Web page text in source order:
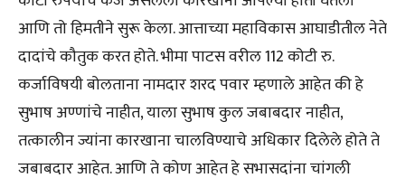
आणि तो हिमतीने सुरू केला. आत्ताच्या महाविकास आघाडीतील नेते
दादांचे कौतुक करत होते. भीमा पाटस वरील 112 कोटी रु.
कर्जाविषयी बोलताना नामदार शरद पवार म्हणाले आहेत की हे
सुभाष अण्णांचे नाहीत, याला सुभाष कुल जबाबदार नाहीत,
तत्कालीन ज्यांना कारखाना चालविण्याचे अधिकार दिलेले होते ते
जबाबदार आहेत. आणि ते कोण आहेत हे सभासदांना चांगली